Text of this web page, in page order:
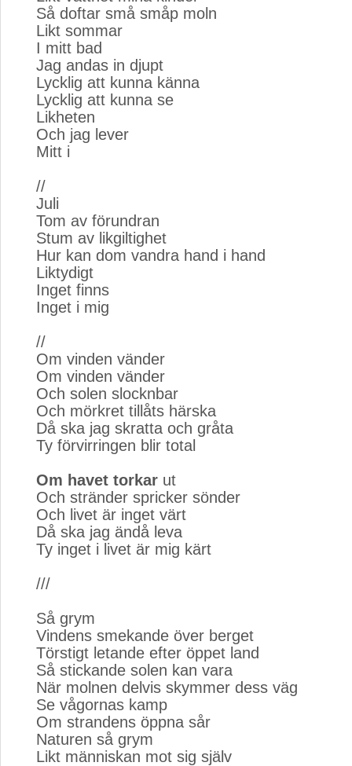
Så doftar små småp moln
Likt sommar
I mitt bad
Jag andas in djupt
Lycklig att kunna känna
Lycklig att kunna se
Likheten
Och jag lever
Mitt i
//
Juli
Tom av förundran
Stum av likgiltighet
Hur kan dom vandra hand i hand
Liktydigt
Inget finns
Inget i mig
//
Om vinden vänder
Om vinden vänder
Och solen slocknbar
Och mörkret tillåts härska
Då ska jag skratta och gråta
Ty förvirringen blir total
Om havet torkar ut
Och stränder spricker sönder
Och livet är inget värt
Då ska jag ändå leva
Ty inget i livet är mig kärt
///
Så grym
Vindens smekande över berget
Törstigt letande efter öppet land
Så stickande solen kan vara
När molnen delvis skymmer dess väg
Se vågornas kamp
Om strandens öppna sår
Naturen så grym
Likt människan mot sig själv